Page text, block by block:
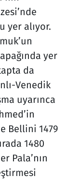
yer alıyor.
yer
da
Venedik
uyarınca
Bellini 1479
1480
Pala’nın